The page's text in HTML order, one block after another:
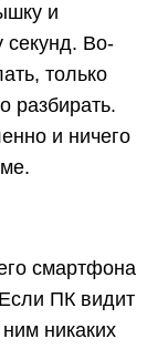
и
секунд. Во-
только
разбирать.
и ничего
смартфона
ПК видит
никаких